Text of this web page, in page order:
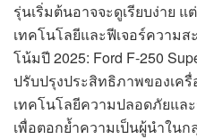
รุ่นเริ่มต้นอาจจะดูเรียบง่าย
เทคโนโลยีและฟีเจอร์ความ
โน้มปี 2025: Ford F-250
ปรับปรุงประสิทธิภาพของเค
เทคโนโลยีความปลอดภัยแล
เพื่อตอกย้ำความเป็นผู้นำใน